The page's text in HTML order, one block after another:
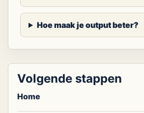
Hoe maak je output beter?
Volgende stappen
Home